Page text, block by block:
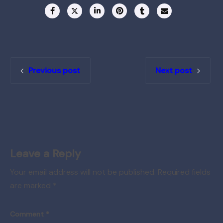
Previous post Next post
Leave a Reply
Your email address will not be published. Required fields
are marked
Comment *